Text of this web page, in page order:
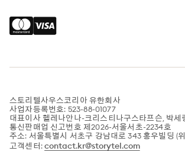
스토리텔사우스코리아 유한회사
사업자등록번호: 523-88-01077
대표이사 헬레나안나-크리스티나구스타프슨, 박세
통신판매업 신고번호 제2026-서울서초-2234호
주소: 서울특별시 서초구 강남대로 343 홍우빌딩 (
고객센터:contact.kr@storytel.com